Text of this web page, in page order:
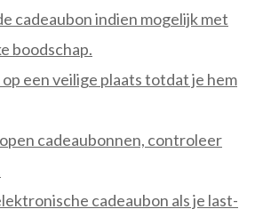
cadeaubon indien mogelijk met
boodschap.
een veilige plaats totdat je hem
cadeaubonnen, controleer
cadeaubon als je last-